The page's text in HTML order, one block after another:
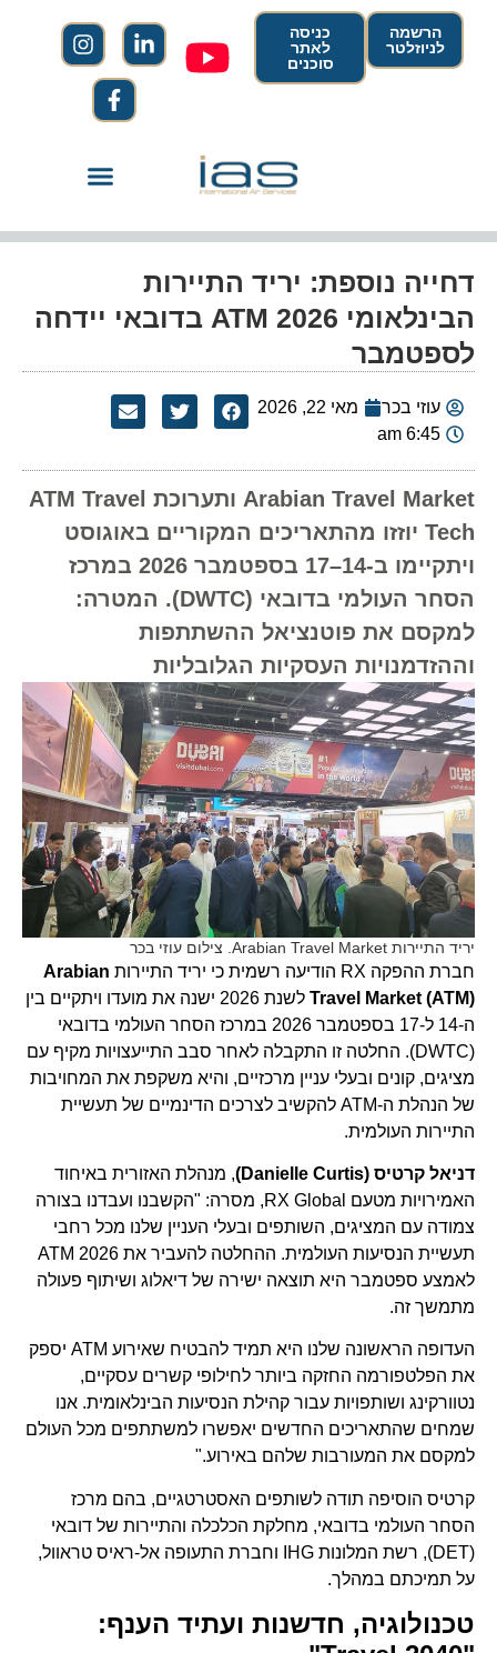
הרשמה
לניוזלטר
כניסה
לאתר
סוכנים
דחייה נוספת: יריד התיירות
הבינלאומי ATM 2026 בדובאי יידחה
לספטמבר
עוזי בכר
מאי 22, 2026
6:45 am
Arabian Travel Market ותערוכת ATM Travel
Tech יוזזו מהתאריכים המקוריים באוגוסט
ויתקיימו ב-14–17 בספטמבר 2026 במרכז
הסחר העולמי בדובאי (DWTC). המטרה:
למקסם את פוטנציאל ההשתתפות
וההזדמנויות העסקיות הגלובליות
יריד התיירות Arabian Travel Market. צילום עוזי בכר
חברת ההפקה RX הודיעה רשמית כי יריד התיירות
Arabian
Travel Market (ATM)
לשנת 2026 ישנה את מועדו ויתקיים בין
ה-14 ל-17 בספטמבר 2026 במרכז הסחר העולמי בדובאי
(DWTC). החלטה זו התקבלה לאחר סבב התייעצויות מקיף עם
מציגים, קונים ובעלי עניין מרכזיים, והיא משקפת את המחויבות
של הנהלת ה-ATM להקשיב לצרכים הדינמיים של תעשיית
התיירות העולמית.
דניאל קרטיס (Danielle Curtis) , מנהלת האזורית באיחוד
האמירויות מטעם RX Global, מסרה: "הקשבנו ועבדנו בצורה
צמודה עם המציגים, השותפים ובעלי העניין שלנו מכל רחבי
תעשיית הנסיעות העולמית. ההחלטה להעביר את ATM 2026
לאמצע ספטמבר היא תוצאה ישירה של דיאלוג ושיתוף פעולה
מתמשך זה.
העדופה הראשונה שלנו היא תמיד להבטיח שאירוע ATM יספק
את הפלטפורמה החזקה ביותר לחילופי קשרים עסקיים,
נטוורקינג ושותפויות עבור קהילת הנסיעות הבינלאומית. אנו
שמחים שהתאריכים החדשים יאפשרו למשתתפים מכל העולם
למקסם את המעורבות שלהם באירוע."
קרטיס הוסיפה תודה לשותפים האסטרטגיים, בהם מרכז
הסחר העולמי בדובאי, מחלקת הכלכלה והתיירות של דובאי
(DET), רשת המלונות IHG וחברת התעופה אל-ראיס טראוול,
על תמיכתם במהלך.
טכנולוגיה, חדשנות ועתיד הענף: